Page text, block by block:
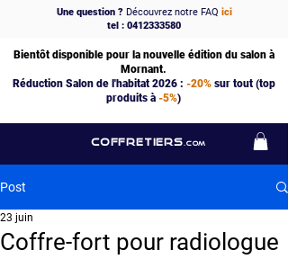
COFFRETIERS .COM
Une question ?Découvrez notre FAQ ici
tel : 0412333580
Bientôt disponible pour la nouvelle édition du salon à
Mornant.
Réduction Salon de l'habitat 2026 : -20%sur tout (top
produits à -5%)
Post
Coffre-fort pour radiologue
23 juin